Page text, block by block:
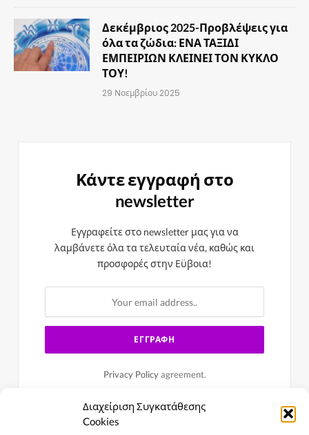
Διαχείριση Συγκατάθεσης
Cookies
Δεκέμβριος 2025-Προβλέψεις για
όλα τα ζώδια: ΕΝΑ ΤΑΞΙΔΙ
ΕΜΠΕΙΡΙΩΝ ΚΛΕΙΝΕΙ ΤΟΝ ΚΥΚΛΟ
ΤΟΥ!
29 Νοεμβρίου 2025
Κάντε εγγραφή στο
newsletter
Εγγραφείτε στο newsletter μας για να
λαμβάνετε όλα τα τελευταία νέα, καθώς και
προσφορές στην Εϋβοια!
Privacy Policyagreement.